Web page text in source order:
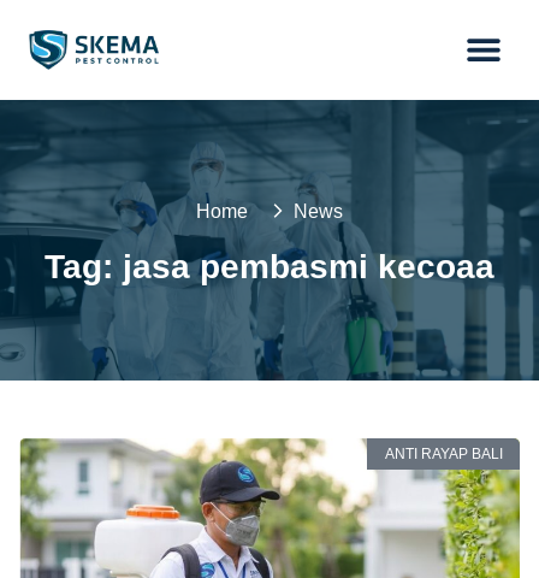
Home News
Tag: jasa pembasmi kecoaa
ANTI RAYAP BALI